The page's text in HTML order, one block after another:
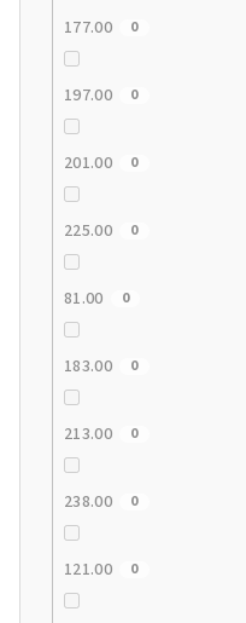
177.00 0
197.00 0
201.00 0
225.00 0
81.00 0
183.00 0
213.00 0
238.00 0
121.00 0